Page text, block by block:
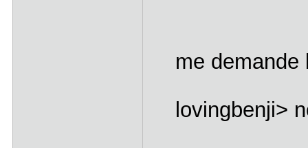
me
lovingbenji>